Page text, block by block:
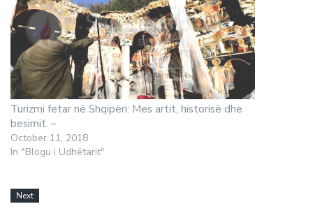
Turizmi fetar në Shqipëri: Mes artit, historisë dhe
besimit. –
October 11, 2018
In "Blogu i Udhëtarit"
Next